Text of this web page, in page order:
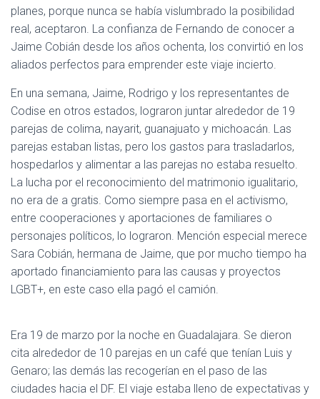
planes, porque nunca se había vislumbrado la posibilidad
real, aceptaron. La confianza de Fernando de conocer a
Jaime Cobián desde los años ochenta, los convirtió en los
aliados perfectos para emprender este viaje incierto.
En una semana, Jaime, Rodrigo y los representantes de
Codise en otros estados, lograron juntar alrededor de 19
parejas de colima, nayarit, guanajuato y michoacán. Las
parejas estaban listas, pero los gastos para trasladarlos,
hospedarlos y alimentar a las parejas no estaba resuelto.
La lucha por el reconocimiento del matrimonio igualitario,
no era de a gratis. Como siempre pasa en el activismo,
entre cooperaciones y aportaciones de familiares o
personajes políticos, lo lograron. Mención especial merece
Sara Cobián, hermana de Jaime, que por mucho tiempo ha
aportado financiamiento para las causas y proyectos
LGBT+, en este caso ella pagó el camión.
Era 19 de marzo por la noche en Guadalajara. Se dieron
cita alrededor de 10 parejas en un café que tenían Luis y
Genaro; las demás las recogerían en el paso de las
ciudades hacia el DF. El viaje estaba lleno de expectativas y